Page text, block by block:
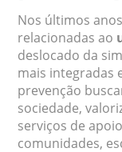
Nos últimos
relacionadas ao
deslocado da
mais integradas
prevenção
sociedade,
serviços de
comunidades,